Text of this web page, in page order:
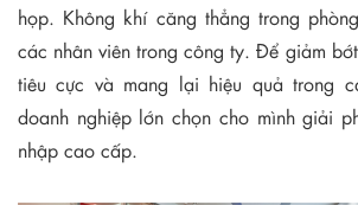
họp. Không khí căng thẳng trong
các nhân viên trong công ty. Để giảm
tiêu cực và mang lại hiệu quả trong
doanh nghiệp lớn chọn cho mình giải
nhập cao cấp.